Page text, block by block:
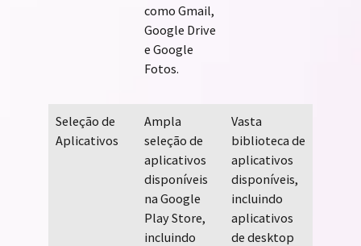
como Gmail,
Google Drive
e Google
Fotos.
Seleção de
Aplicativos
Ampla
seleção de
aplicativos
disponíveis
na Google
Play Store,
incluindo
Vasta
biblioteca de
aplicativos
disponíveis,
incluindo
aplicativos
de desktop